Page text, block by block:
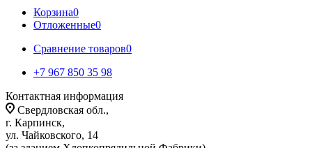
Корзина0
Отложенные0
Сравнение товаров0
+7 967 850 35 98
Контактная информация
Свердловская обл.,
г. Карпинск,
ул. Чайковского, 14